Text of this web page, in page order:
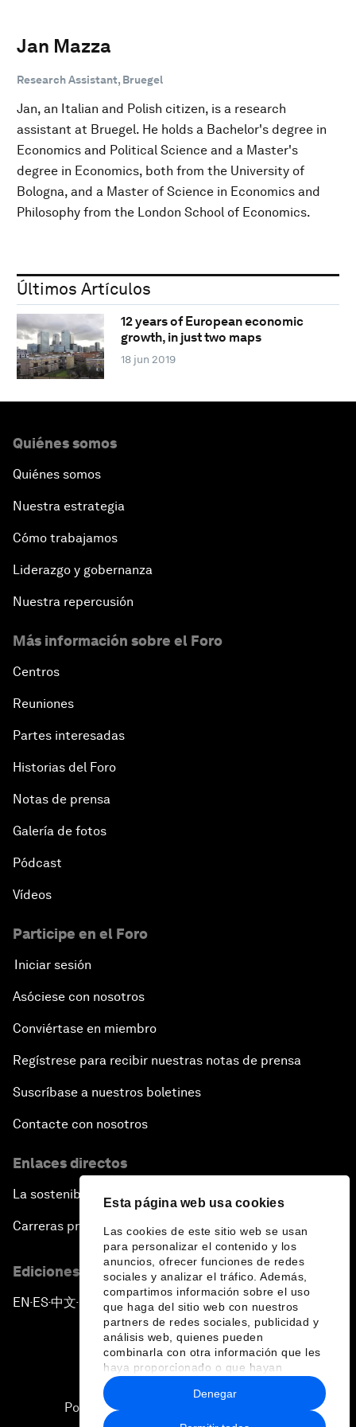
Esta página web usa cookies
Las cookies de este sitio web se usan
para personalizar el contenido y los
anuncios, ofrecer funciones de redes
sociales y analizar el tráfico. Además,
compartimos información sobre el uso
que haga del sitio web con nuestros
partners de redes sociales, publicidad y
análisis web, quienes pueden
combinarla con otra información que les
haya proporcionado o que hayan
recopilado a partir del uso que haya
hecho de sus servicios.
Denegar
Jan Mazza
Research Assistant, Bruegel
Jan, an Italian and Polish citizen, is a research
assistant at Bruegel. He holds a Bachelor's degree in
Economics and Political Science and a Master's
degree in Economics, both from the University of
Bologna, and a Master of Science in Economics and
Philosophy from the London School of Economics.
Últimos Artículos
12 years of European economic
growth, in just two maps
18 jun 2019
Quiénes somos
Quiénes somos
Nuestra estrategia
Cómo trabajamos
Liderazgo y gobernanza
Nuestra repercusión
Más información sobre el Foro
Centros
Reuniones
Partes interesadas
Historias del Foro
Notas de prensa
Galería de fotos
Pódcast
Vídeos
Participe en el Foro
Iniciar sesión
Asóciese con nosotros
Conviértase en miembro
Regístrese para recibir nuestras notas de prensa
Suscríbase a nuestros boletines
Contacte con nosotros
Enlaces directos
La sostenibilidad en el Foro
Carreras profesionales
Ediciones en otros idiomas
EN ▪ES▪中文▪ 日本語
Política de privacidad y normas de uso